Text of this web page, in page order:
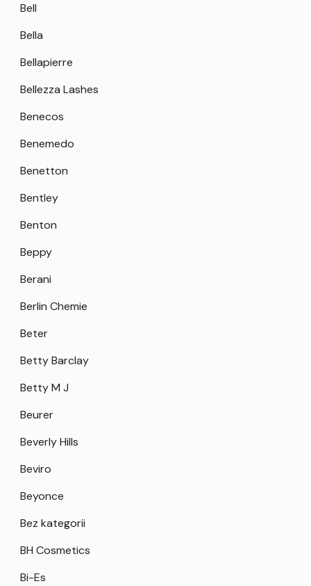
Bell
Bella
Bellapierre
Bellezza Lashes
Benecos
Benemedo
Benetton
Bentley
Benton
Beppy
Berani
Berlin Chemie
Beter
Betty Barclay
Betty M J
Beurer
Beverly Hills
Beviro
Beyonce
Bez kategorii
BH Cosmetics
Bi-Es